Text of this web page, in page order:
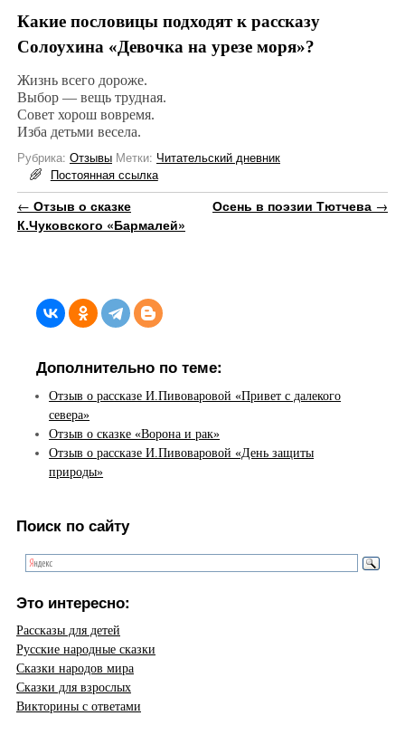
Какие пословицы подходят к рассказу
Солоухина «Девочка на урезе моря»?
Жизнь всего дороже.
Выбор — вещь трудная.
Совет хорош вовремя.
Изба детьми весела.
Рубрика: Отзывы Метки: Читательский дневник
Постоянная ссылка
Навигация по записям
← Отзыв о сказке
К.Чуковского «Бармалей»
Осень в поэзии Тютчева →
Дополнительно по теме:
Отзыв о рассказе И.Пивоваровой «Привет с далекого
севера»
Отзыв о сказке «Ворона и рак»
Отзыв о рассказе И.Пивоваровой «День защиты
природы»
Поиск по сайту
Это интересно:
Рассказы для детей
Русские народные сказки
Сказки народов мира
Сказки для взрослых
Викторины с ответами